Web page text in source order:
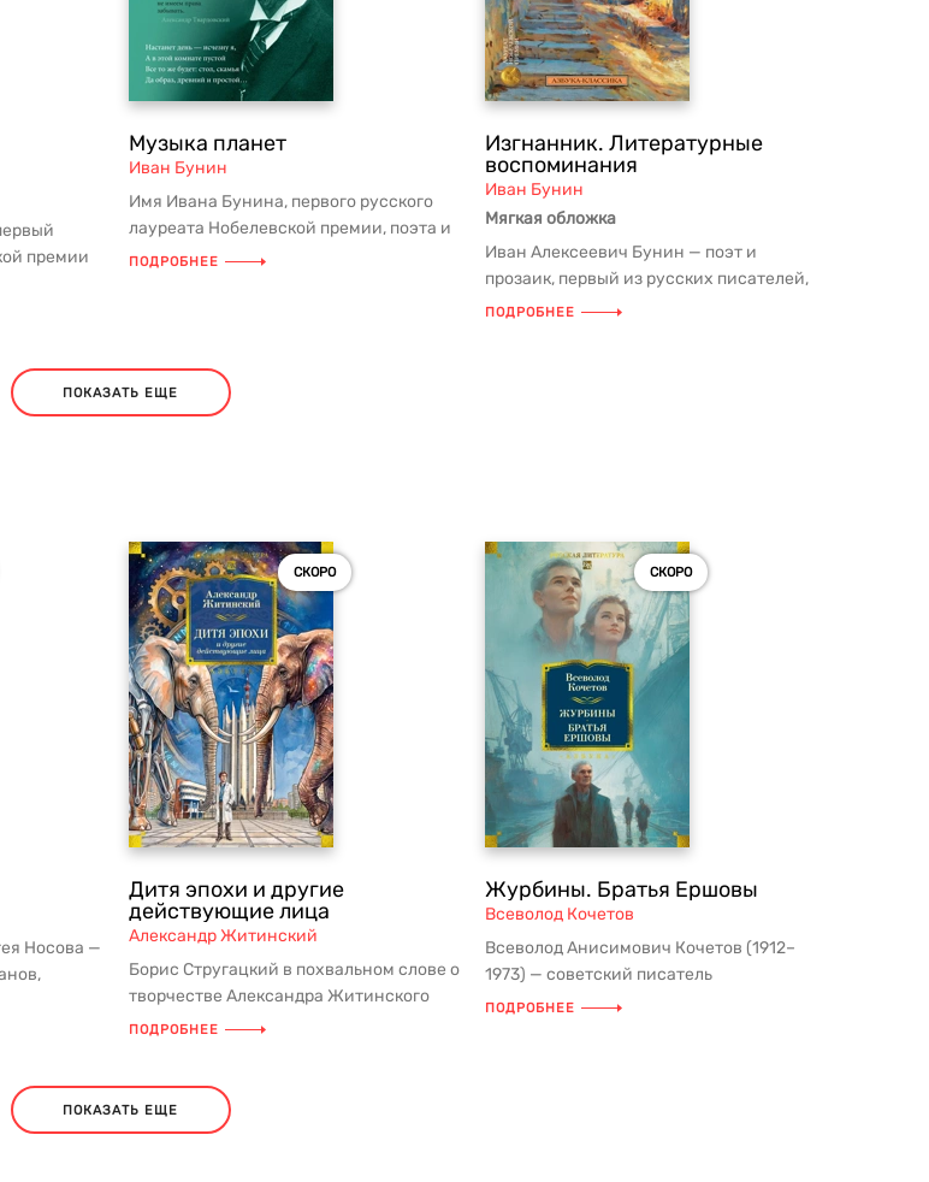
премии
кот...
Музыка планет
Иван Бунин
Имя Ивана Бунина, первого русского
лауреата Нобелевской премии, поэта и
прозаика, никогда не станови...
ПОДРОБНЕЕ
Изгнанник. Литературные
воспоминания
Иван Бунин
Мягкая обложка
Иван Алексеевич Бунин — поэт и
прозаик, первый из русских писателей,
удостоенный Нобелевской премии ...
ПОДРОБНЕЕ
ПОКАЗАТЬ ЕЩЕ
Носова —
со...
СКОРО
Дитя эпохи и другие
действующие лица
Александр Житинский
Борис Стругацкий в похвальном слове о
творчестве Александра Житинского
настойчиво упирает на то, как...
ПОДРОБНЕЕ
СКОРО
Журбины. Братья Ершовы
Всеволод Кочетов
Всеволод Анисимович Кочетов (1912–
1973) — советский писатель
и журналист, военный корреспондент;
ПОДРОБНЕЕ
ПОКАЗАТЬ ЕЩЕ